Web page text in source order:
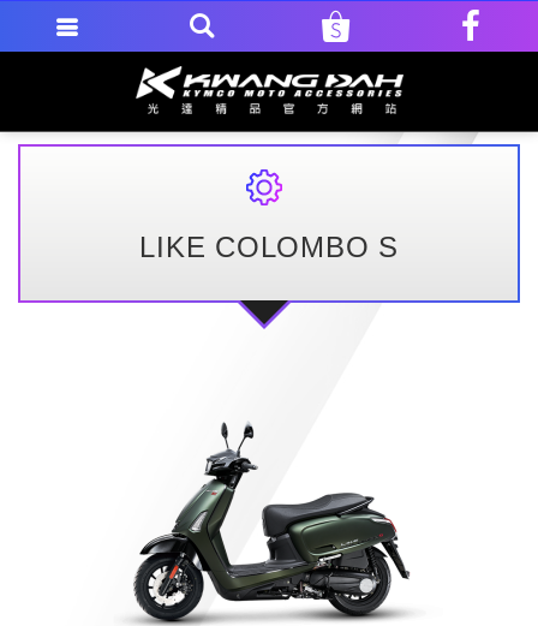
LIKE COLOMBO S